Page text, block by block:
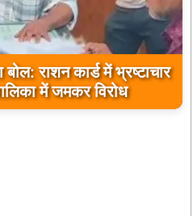
रोहित साहू के निर्देश पर
से छोड़ा गया पानी